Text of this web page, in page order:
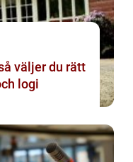
logi